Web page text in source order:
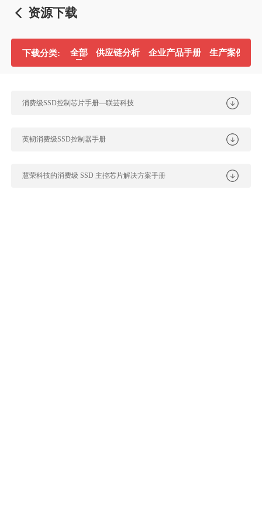
资源下载
下载分类: 全部 供应链分析 企业产品手册 生产案例分析
消费级SSD控制芯片手册—联芸科技
英韧消费级SSD控制器手册
慧荣科技的消费级 SSD 主控芯片解决方案手册